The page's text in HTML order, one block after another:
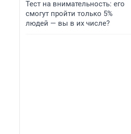
Тест на внимательность: его
смогут пройти только 5%
людей — вы в их числе?